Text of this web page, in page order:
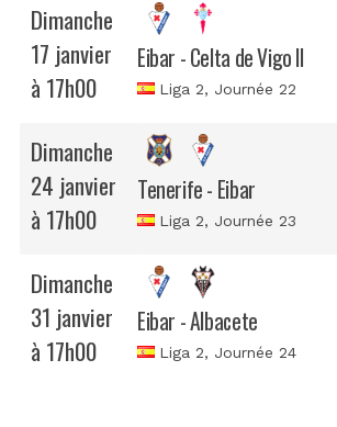
Dimanche
17 janvier
à 17h00
Eibar - Celta de Vigo II
Liga 2, Journée 22
Dimanche
24 janvier
à 17h00
Tenerife - Eibar
Liga 2, Journée 23
Dimanche
31 janvier
à 17h00
Eibar - Albacete
Liga 2, Journée 24